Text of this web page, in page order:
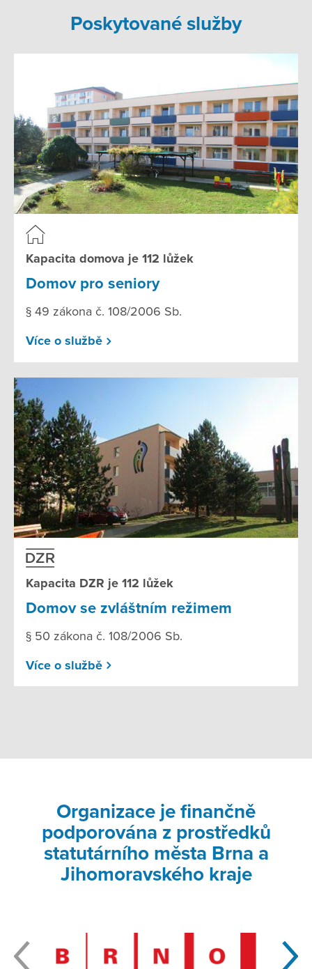
Poskytované služby
Kapacita domova je 112 lůžek
Domov pro seniory
§ 49 zákona č. 108/2006 Sb.
Více o službě
Kapacita DZR je 112 lůžek
Domov se zvláštním režimem
§ 50 zákona č. 108/2006 Sb.
Více o službě
Organizace je finančně
podporována z prostředků
statutárního města Brna a
Jihomoravského kraje